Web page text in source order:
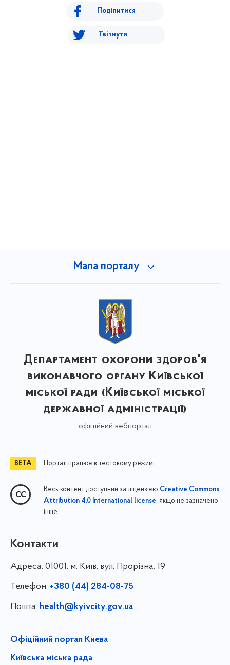
Поділитися
Твітнути
Мапа порталу
Департамент охорони здоров'я
виконавчого органу Київської
міської ради (Київської міської
державної адміністрації)
офіційний вебпортал
Портал працює в тестовому режимі
Весь контент доступний за ліцензією Creative Commons
Attribution 4.0 International license, якщо не зазначено
інше
Контакти
Адреса: 01001, м. Київ, вул. Прорізна, 19
Телефон: +380 (44) 284-08-75
Пошта: health@kyivcity.gov.ua
Офіційний портал Києва
Київська міська рада